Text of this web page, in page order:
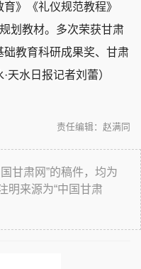
》《礼仪规范教程》
划教材。多次荣获甘肃
教育科研成果奖、甘肃
天水日报记者刘蕾）
责任编辑：赵满同
甘肃网”的稿件，均为
明来源为“中国甘肃